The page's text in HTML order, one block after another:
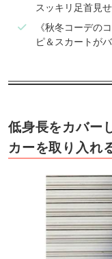
スッキリ足首見せ
《秋冬コーデの
ピ＆スカートが
低身長をカバー
カーを取り入れ